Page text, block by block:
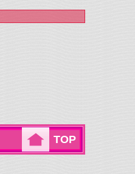
TOP